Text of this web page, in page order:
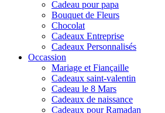
Cadeau pour papa
Bouquet de Fleurs
Chocolat
Cadeaux Entreprise
Cadeaux Personnalisés
Occassion
Mariage et Fiançaille
Cadeaux saint-valentin
Cadeau le 8 Mars
Cadeaux de naissance
Cadeaux pour Ramadan